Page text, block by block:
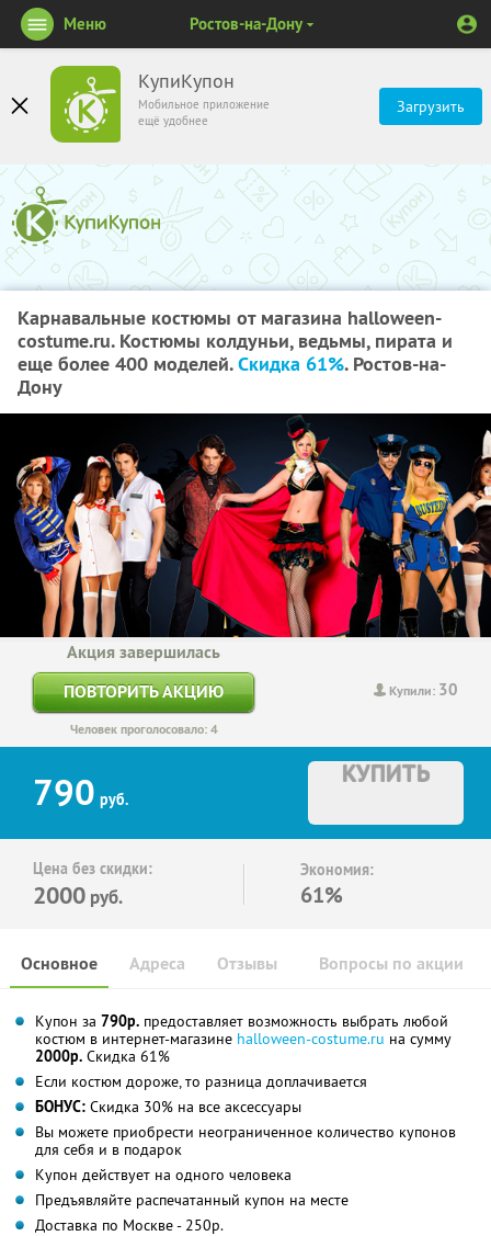
КупиКупон
Мобильное приложение
ещё удобнее
Загрузить
Меню Ростов-на-Дону
Карнавальные костюмы от магазина halloween-
costume.ru. Костюмы колдуньи, ведьмы, пирата и
еще более 400 моделей.Скидка 61%. Ростов-на-
Дону
Купили: 30
Акция завершилась
ПОВТОРИТЬ АКЦИЮ
Человек проголосовало: 4
790 руб.
КУПИТЬ
Цена без скидки:
2000 руб.
Экономия:
61%
Основное Отзывы Вопросы по акции
Адреса
Купон за 790р. предоставляет возможность выбрать любой
костюм в интернет-магазине halloween-costume.ru на сумму
2000р. Скидка 61%
Если костюм дороже, то разница доплачивается
БОНУС: Скидка 30% на все аксессуары
Вы можете приобрести неограниченное количество купонов
для себя и в подарок
Купон действует на одного человека
Предъявляйте распечатанный купон на месте
Доставка по Москве - 250р.